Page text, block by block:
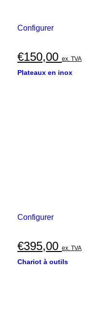
Configurer
€150,00 ex. TVA
Plateaux en inox
Configurer
€395,00 ex. TVA
Chariot à outils